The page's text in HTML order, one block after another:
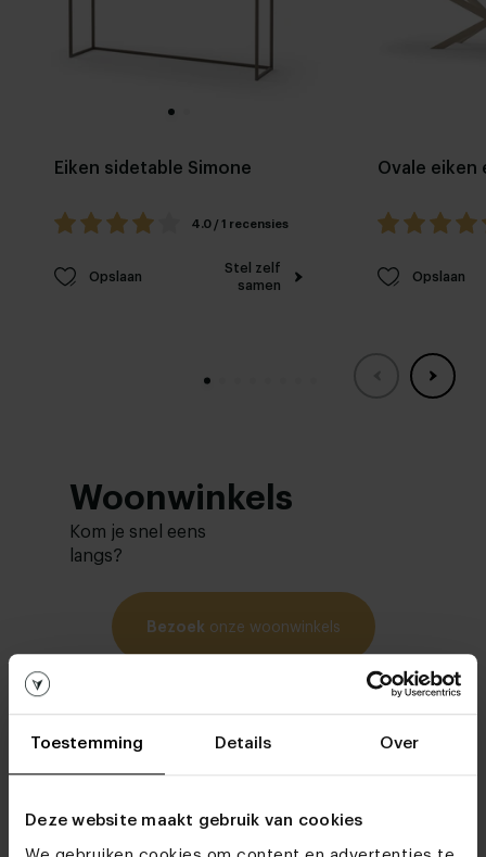
Toestemming Details Over
Deze website maakt gebruik van cookies
Eiken sidetable Simone
4.0 / 1 recensies
Opslaan
Stel zelf
samen
Ovale eiken
Opslaan
Woonwinkels
Kom je snel eens
langs?
Bezoek onze woonwinkels